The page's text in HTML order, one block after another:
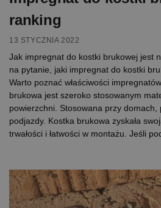
ranking
13 STYCZNIA 2022
Jak impregnat do kostki brukowej jest
na pytanie, jaki impregnat do kostki
Warto poznać właściwości
brukowa jest szeroko stosowanym
powierzchni. Stosowana przy
podjazdy. Kostka brukowa zyskała
trwałości i łatwości w montażu. Jeśli